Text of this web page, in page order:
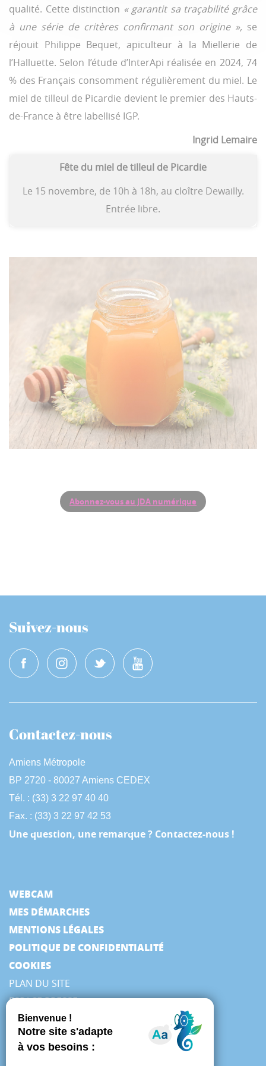
qualité. Cette distinction « garantit sa traçabilité grâce
à une série de critères confirmant son origine », se
réjouit Philippe Bequet, apiculteur à la Miellerie de
l’Halluette. Selon l’étude d’InterApi réalisée en 2024, 74
% des Français consomment régulièrement du miel. Le
miel de tilleul de Picardie devient le premier des Hauts-
de-France à être labellisé IGP.
Ingrid Lemaire
Fête du miel de tilleul de Picardie
Le 15 novembre, de 10h à 18h, au cloître Dewailly.
Entrée libre.
Abonnez-vous au JDA numérique
Suivez-nous
Contactez-nous
Amiens Métropole
BP 2720 - 80027 Amiens CEDEX
Tél. : (33) 3 22 97 40 40
Fax. : (33) 3 22 97 42 53
Une question, une remarque ? Contactez-nous !
WEBCAM
MES DÉMARCHES
MENTIONS LÉGALES
POLITIQUE DE CONFIDENTIALITÉ
COOKIES
PLAN DU SITE
ESPACE PRESSE